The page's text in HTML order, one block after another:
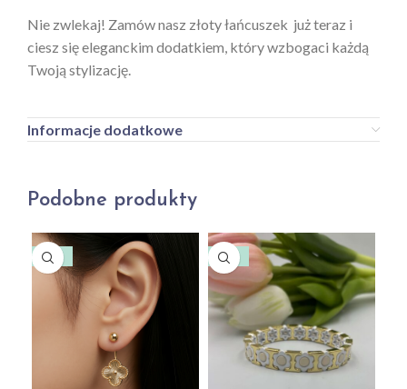
Nie zwlekaj! Zamów nasz złoty łańcuszek już teraz i
ciesz się eleganckim dodatkiem, który wzbogaci każdą
Twoją stylizację.
Informacje dodatkowe
Podobne produkty
-46% -49%